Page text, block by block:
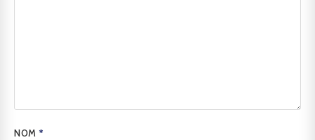
NOM*